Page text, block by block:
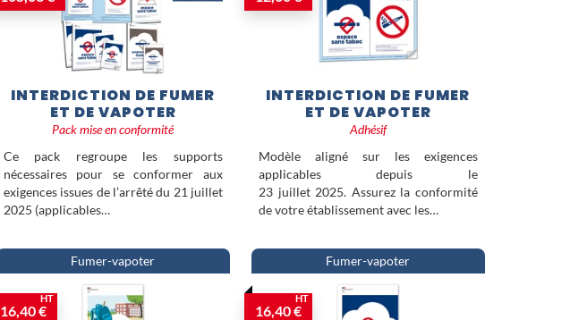
INTERDICTION DE FUMER
ET DE VAPOTER
Pack mise en conformité
Ce pack regroupe les supports
nécessaires pour se conformer aux
exigences issues de l’arrêté du 21 juillet
2025 (applicables…
INTERDICTION DE FUMER
ET DE VAPOTER
Adhésif
Modèle aligné sur les exigences
applicables depuis le
23 juillet 2025. Assurez la conformité
de votre établissement avec les…
Fumer-vapoter
16,40 €
HT
Fumer-vapoter
16,40 €
HT